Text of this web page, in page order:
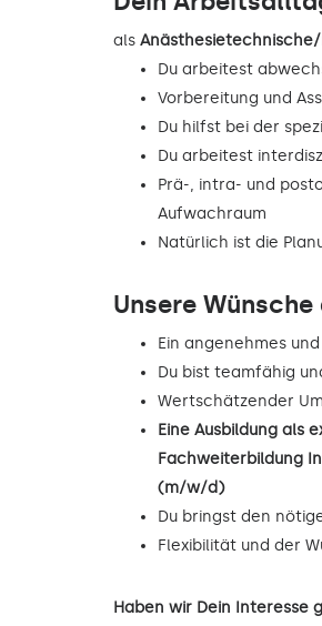
als
Du arbeitest
Vorbereitung und
Du hilfst bei der
Du arbeitest
Prä-, intra- und
Aufwachraum
Natürlich ist die
Unsere Wünsche
Ein angenehmes
Du bist teamfähig
Wertschätzender
Eine Ausbildung als
Fachweiterbildung
(m/w/d)
Du bringst den
Flexibilität und der
Haben wir Dein Interesse